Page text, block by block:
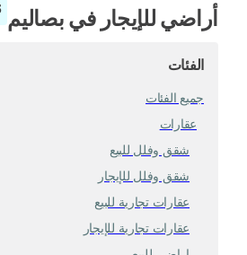
أراضي للإيجار في بصاليم 3
الفئات
جميع الفئات
عقارات
شقق وفلل للبيع
شقق وفلل للإيجار
عقارات تجارية للبيع
عقارات تجارية للإيجار